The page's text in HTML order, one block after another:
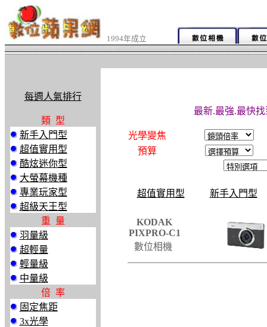
1994年成立
每週人氣排行
類 型
新手入門型
超值實用型
酷炫迷你型
大螢幕機種
專業玩家型
超級天王型
重 量
羽量級
超輕量
輕量級
中量級
倍 率
固定焦距
3x光學
最新.最強.最快
光學變焦
預算
超值實用型 新手入門型
KODAK
PIXPRO-C1
數位相機